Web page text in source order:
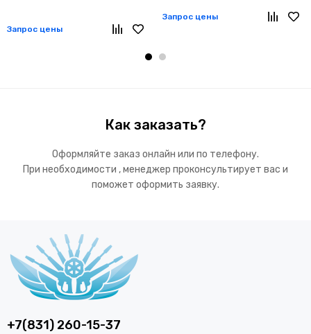
Запрос цены
Запрос цены
Как заказать?
Оформляйте заказ онлайн или по телефону.
При необходимости , менеджер проконсультирует вас и
поможет оформить заявку.
+7(831) 260-15-37